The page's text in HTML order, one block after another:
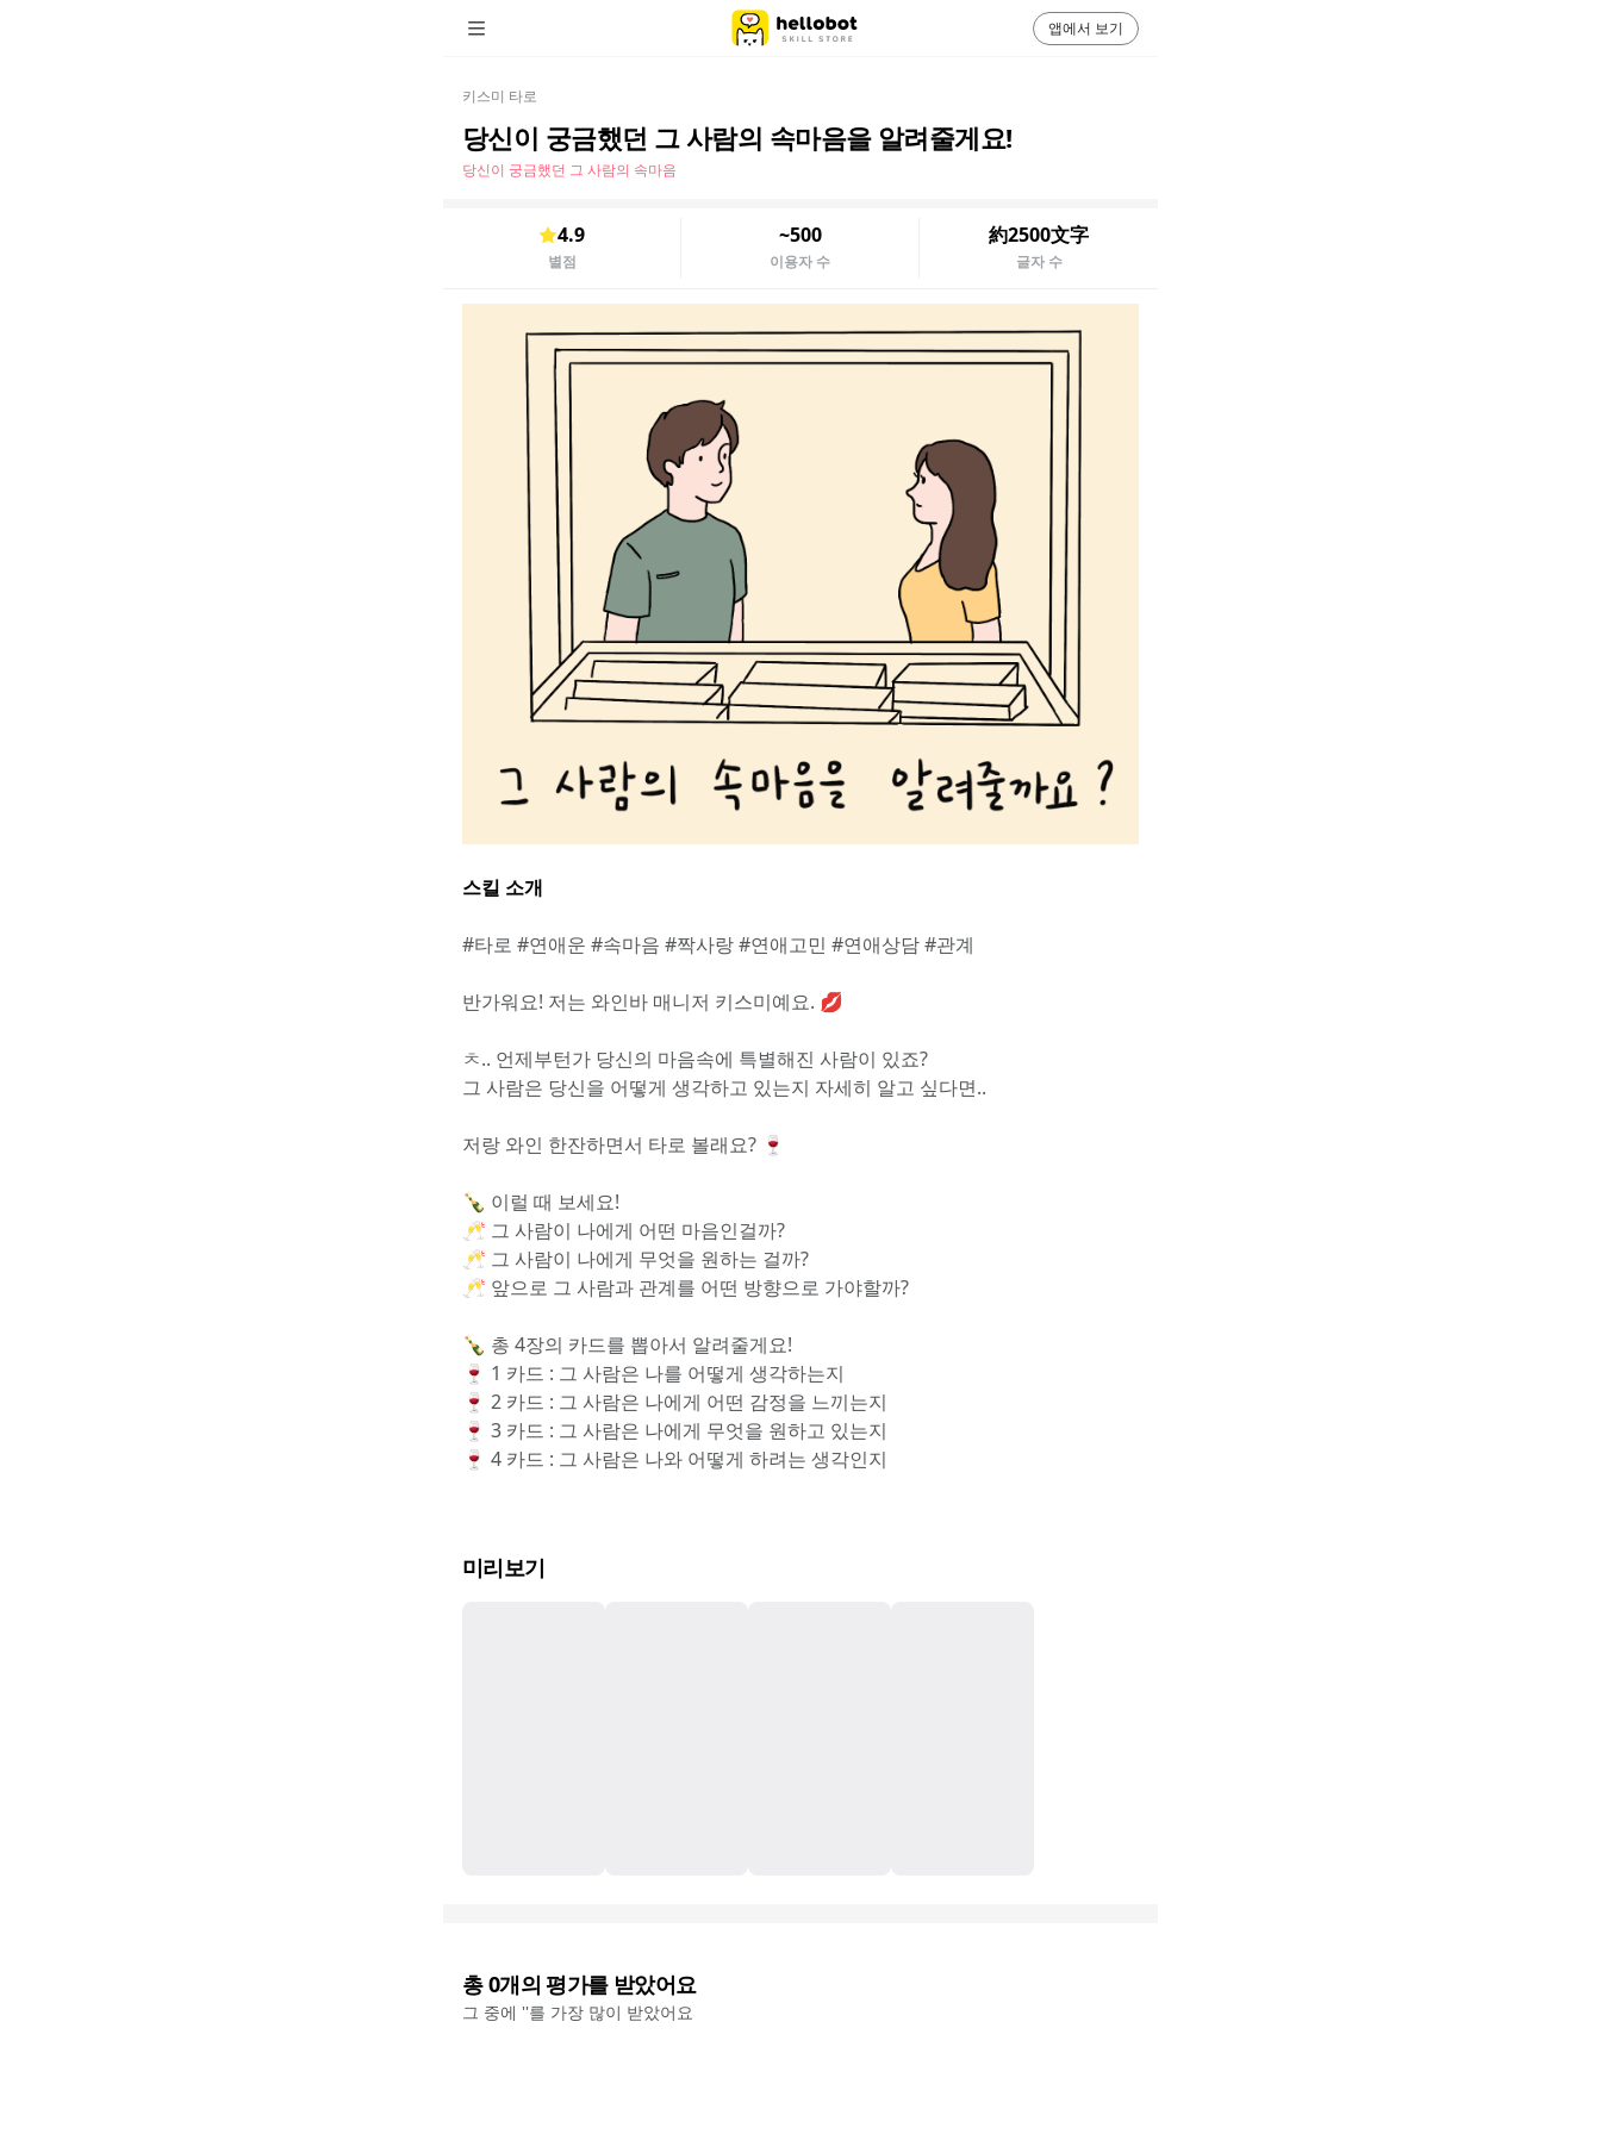
키스미 타로
당신이 궁금했던 그 사람의 속마음을 알려줄게요!
당신이 궁금했던 그 사람의 속마음
4.9
별점
~500
이용자 수
約2500文字
글자 수
스킬 소개
#타로 #연애운 #속마음 #짝사랑 #연애고민 #연애상담 #관계
반가워요! 저는 와인바 매니저 키스미예요. 💋
ㅊ.. 언제부턴가 당신의 마음속에 특별해진 사람이 있죠?
그 사람은 당신을 어떻게 생각하고 있는지 자세히 알고 싶다면..
저랑 와인 한잔하면서 타로 볼래요? 🍷
🍾 이럴 때 보세요!
🥂 그 사람이 나에게 어떤 마음인걸까?
🥂 그 사람이 나에게 무엇을 원하는 걸까?
🥂 앞으로 그 사람과 관계를 어떤 방향으로 가야할까?
🍾 총 4장의 카드를 뽑아서 알려줄게요!
🍷 1 카드 : 그 사람은 나를 어떻게 생각하는지
🍷 2 카드 : 그 사람은 나에게 어떤 감정을 느끼는지
🍷 3 카드 : 그 사람은 나에게 무엇을 원하고 있는지
🍷 4 카드 : 그 사람은 나와 어떻게 하려는 생각인지
미리보기
총0개의 평가를 받았어요
그 중에 ''를 가장 많이 받았어요
앱에서 보기